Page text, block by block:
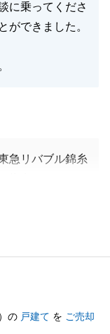
に乗ってくださ
ができました。
急リバブル錦糸
つの課題に対し
が、最善の結果
た」と言ってい
の励みです。
）の 戸建て を ご売却